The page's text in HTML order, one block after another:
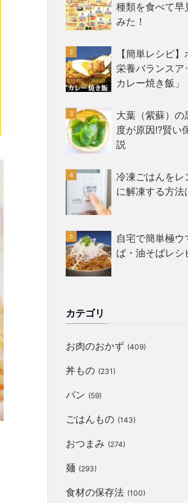
種類を食べて早
みた！
【簡単レシピ
栄養バランスア
カレー焼き飯」
大葉（紫蘇）の
度が原因!?賢い
説
冷凍ごはんをレ
に解凍する方法
自宅で簡単極ウ
ば・油そばレシ
カテゴリ
お肉のおかず (409)
丼もの (231)
パン (59)
ごはんもの (143)
おつまみ (274)
麺 (293)
食材の保存法 (100)